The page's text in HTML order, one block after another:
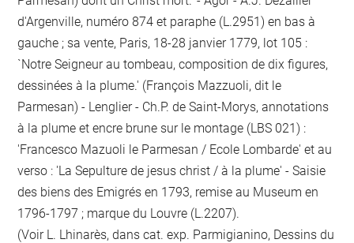
d'Argenville, numéro 874 et paraphe (L.2951) en bas à
gauche ; sa vente, Paris, 18-28 janvier 1779, lot 105 :
`Notre Seigneur au tombeau, composition de dix figures,
dessinées à la plume.' (François Mazzuoli, dit le
Parmesan) - Lenglier - Ch.P. de Saint-Morys, annotations
à la plume et encre brune sur le montage (LBS 021) :
'Francesco Mazuoli le Parmesan / Ecole Lombarde' et au
verso : 'La Sepulture de jesus christ / à la plume' - Saisie
des biens des Emigrés en 1793, remise au Museum en
1796-1797 ; marque du Louvre (L.2207).
(Voir L. Lhinarès, dans cat. exp. Parmigianino, Dessins du